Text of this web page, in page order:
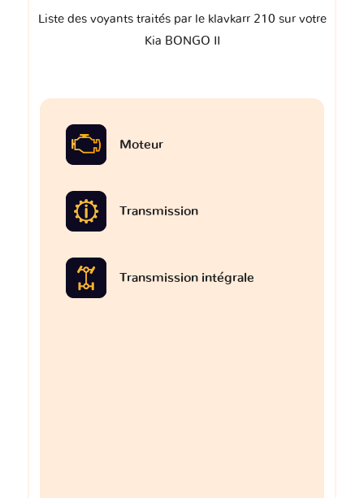
Liste des voyants traités par le klavkarr 210 sur votre
Kia BONGO II
Moteur
Transmission
Transmission intégrale